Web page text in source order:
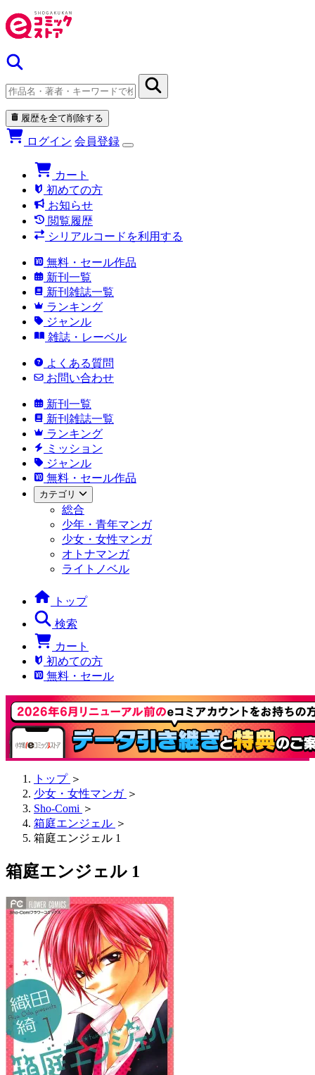
履歴を全て削除する
ログイン 会員登録
カート
初めての方
お知らせ
閲覧履歴
シリアルコードを利用する
無料・セール作品
新刊一覧
新刊雑誌一覧
ランキング
ジャンル
雑誌・レーベル
よくある質問
お問い合わせ
新刊一覧
新刊雑誌一覧
ランキング
ミッション
ジャンル
無料・セール作品
カテゴリ
総合
少年・青年マンガ
少女・女性マンガ
オトナマンガ
ライトノベル
トップ
検索
カート
初めての方
無料・セール
トップ ＞
少女・女性マンガ ＞
Sho-Comi ＞
箱庭エンジェル ＞
箱庭エンジェル 1
箱庭エンジェル 1